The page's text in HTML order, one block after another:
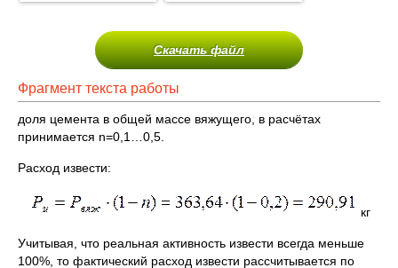
Скачать файл
Фрагмент текста работы
доля цемента в общей массе вяжущего, в расчётах
принимается n=0,1…0,5.
Расход извести:
кг
Учитывая, что реальная активность извести всегда меньше
100%, то фактический расход извести рассчитывается по